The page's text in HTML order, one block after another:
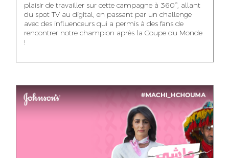
MERYEM OUALHAN
TRAFFIC MANAGER
JABRI AHMED
GRAPHIC
DESIGNER
WISSAL KHALIFI
INFLUENCE
MANAGER
HOUMALY
ILYASS EL ADANI
ART DIRECTOR
MAHA SAKOUT
HEAD OF SOCIAL &
CONTENT
plaisir de travailler sur cette campagne à 360°, allant
du spot TV au digital, en passant par un challenge
avec des influenceurs qui a permis à des fans de
rencontrer notre champion après la Coupe du Monde
!